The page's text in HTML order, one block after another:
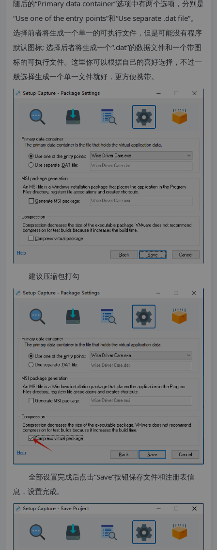
随后的“Primary data container”选项中有两个选项，分别是
“Use one of the entry points”和“Use separate .dat file”。
选择前者将生成一个单一的可执行文件，但是可能没有程序
默认图标; 选择后者将生成一个“.dat”的数据文件和一个带图
标的可执行文件。这里你可以根据自己的喜好选择，不过一
般选择生成一个单一文件就好，更方便携带。
建议压缩包打勾
全部设置完成后点击“Save”按钮保存文件和注册表信
息，设置完成。